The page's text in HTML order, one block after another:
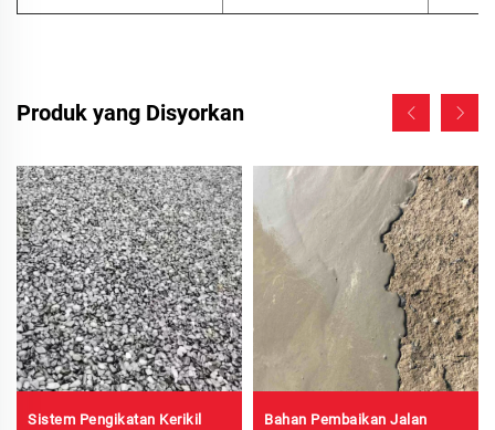
Produk yang Disyorkan
Sistem Pengikatan Kerikil
Bahan Pembaikan Jalan